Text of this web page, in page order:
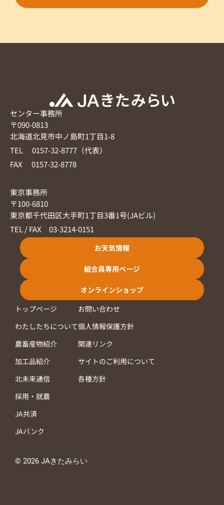
センター事務所
〒090-0813
北海道北見市中ノ島町1丁目1-8
TEL 0157-32-8777（代表）
FAX 0157-32-8778
東京事務所
〒100-6810
東京都千代田区大手町1丁目3番1号(JAビル)
TEL / FAX 03-3214-0151
お天気情報
組合員専用ページ
オンラインショップ
トップページ
わたしたちについて
農畜産物紹介
加工品紹介
北未来通信
採用・就農
JA共済
JAバンク
お問い合わせ
個人情報保護方針
関連リンク
サイトのご利用について
各種方針
© 2026 JAきたみらい